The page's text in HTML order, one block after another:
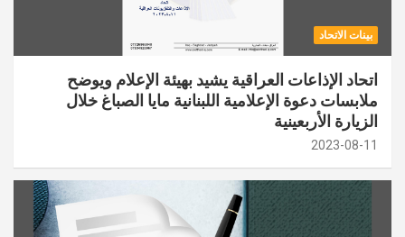
بينات الاتحاد
اتحاد الإذاعات العراقية يشيد بهيئة الإعلام ويوضح
ملابسات دعوة الإعلامية اللبنانية مايا الصباغ خلال
الزيارة الأربعينية
2023-08-11